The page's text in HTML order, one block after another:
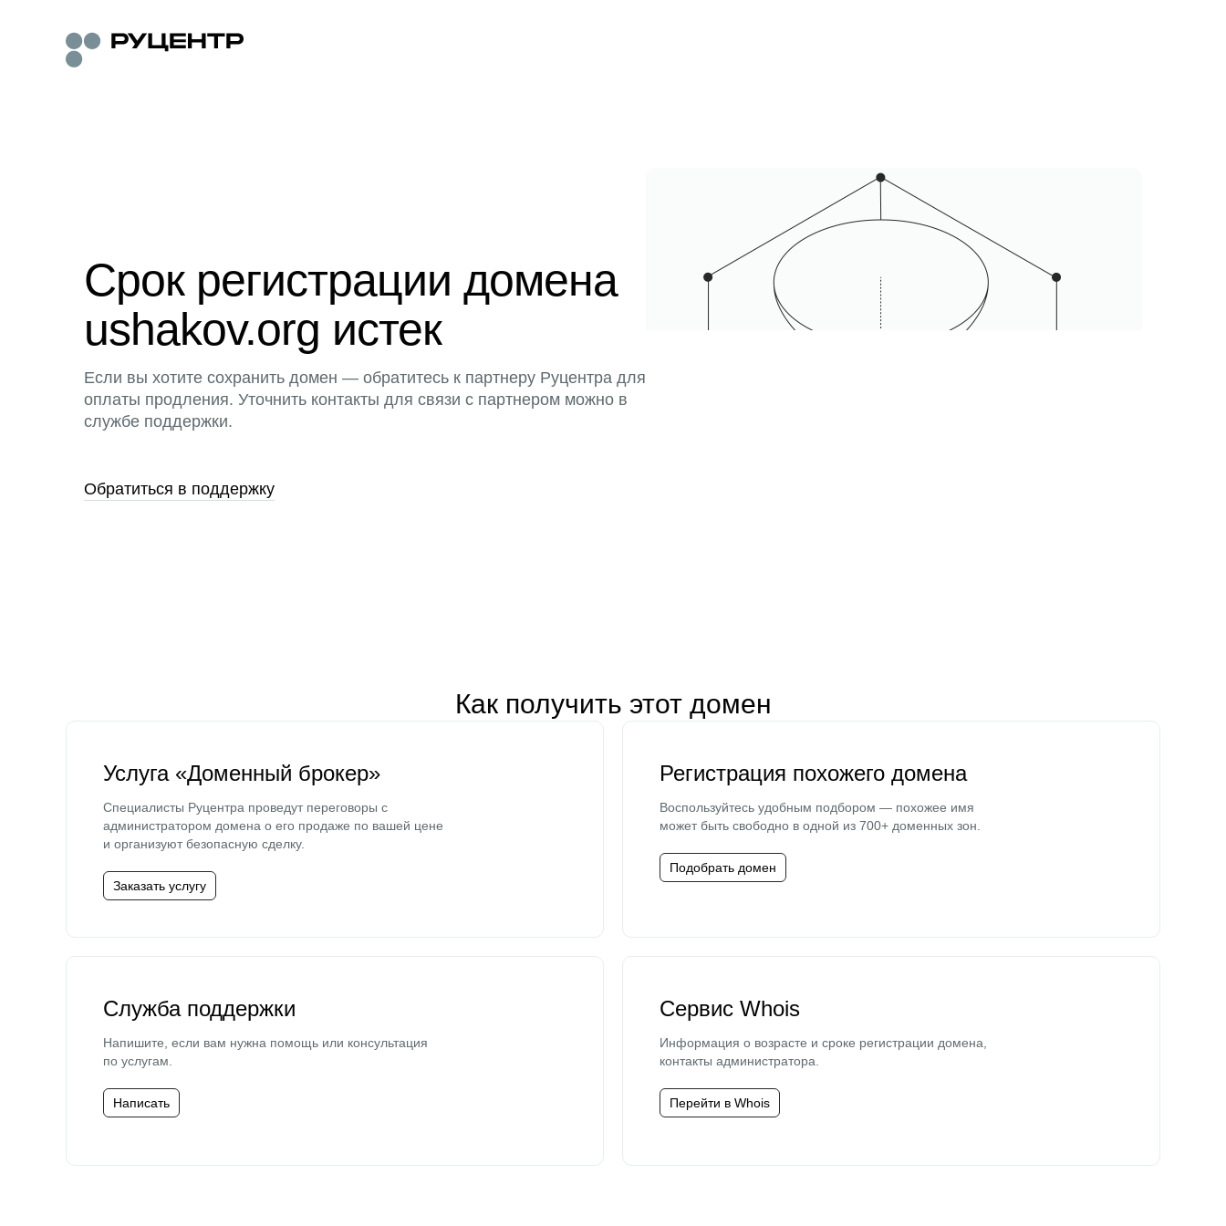
Срок регистрации домена
ushakov.org истек
Если вы хотите сохранить домен — обратитесь к партнеру Руцентра для
оплаты продления. Уточнить контакты для связи с партнером можно в
службе поддержки.
Обратиться в поддержку
Как получить этот домен
Услуга «Доменный брокер»
Специалисты Руцентра проведут переговоры с
администратором домена о его продаже по вашей цене
и организуют безопасную сделку.
Заказать услугу
Регистрация похожего домена
Воспользуйтесь удобным подбором — похожее имя
может быть свободно в одной из 700+ доменных зон.
Подобрать домен
Служба поддержки
Напишите, если вам нужна помощь или консультация
по услугам.
Написать
Сервис Whois
Информация о возрасте и сроке регистрации домена,
контакты администратора.
Перейти в Whois